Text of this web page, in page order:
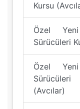
Kursu
Özel
Sürücüleri
Özel
(Avcılar)